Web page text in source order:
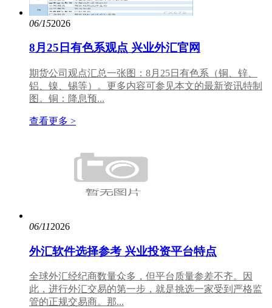
06/152026
8月25日有色系观点 兴业外汇官网
期货公司观点汇总一张图：8月25日有色系（铜、锌、
铝、镍、锡等）。更多内容可参见本文的最新资讯特制
图。铜：降息预...
查看更多 >
06/112026
外汇软件选择参考 兴业投资平台特点
全球外汇经纪商数量众多，但平台质量参差不齐。因
此，进行外汇交易的第一步，就是挑选一家受到严格监
管的正规交易商。那...